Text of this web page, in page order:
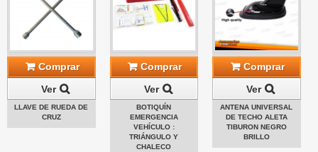
Comprar
Ver
LLAVE DE RUEDA DE
CRUZ
Comprar
Ver
BOTIQUÍN
EMERGENCIA
VEHÍCULO :
TRIÁNGULO Y
CHALECO
Comprar
Ver
ANTENA UNIVERSAL
DE TECHO ALETA
TIBURON NEGRO
BRILLO